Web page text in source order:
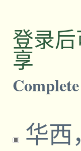
登录
享
华西